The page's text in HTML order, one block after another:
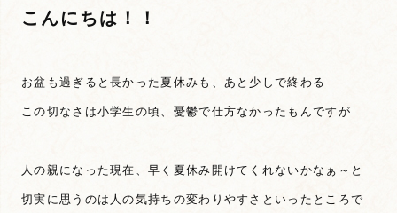
こんにちは！！
お盆も過ぎると長かった夏休みも、あと少しで終わる
この切なさは小学生の頃、憂鬱で仕方なかったもんですが
人の親になった現在、早く夏休み開けてくれないかなぁ～と
切実に思うのは人の気持ちの変わりやすさといったところで